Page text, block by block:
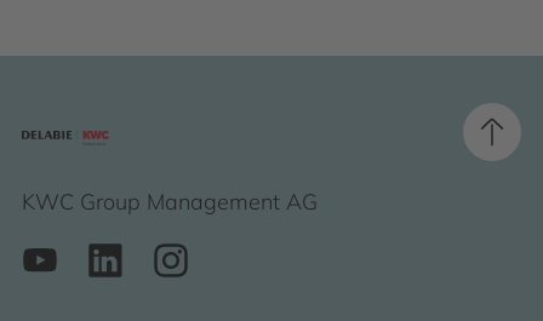
KWC Group Management AG